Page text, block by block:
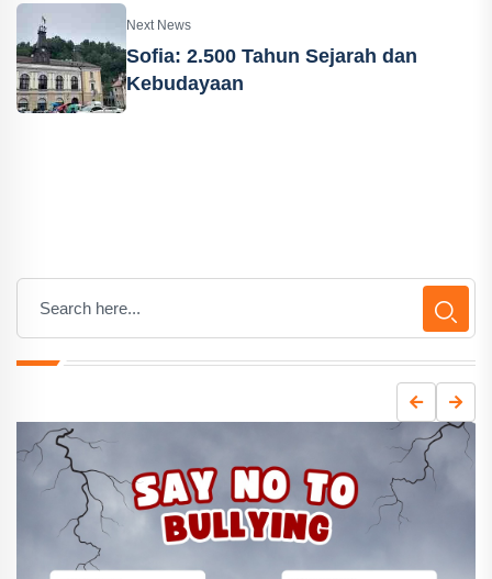
Next News
Sofia: 2.500 Tahun Sejarah dan
Kebudayaan